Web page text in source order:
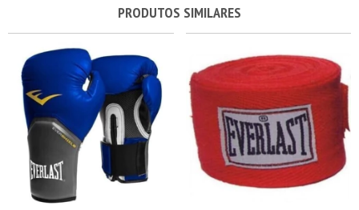
PRODUTOS SIMILARES